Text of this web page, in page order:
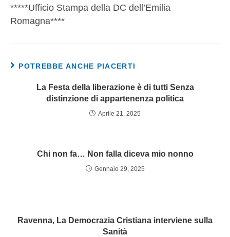
*****Ufficio Stampa della DC dell’Emilia
Romagna****
POTREBBE ANCHE PIACERTI
La Festa della liberazione è di tutti Senza
distinzione di appartenenza politica
Aprile 21, 2025
Chi non fa… Non falla diceva mio nonno
Gennaio 29, 2025
Ravenna, La Democrazia Cristiana interviene sulla
Sanità